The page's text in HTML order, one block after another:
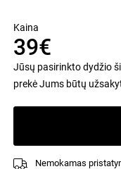
Kaina
39€
Jūsų pasirinkto dydžio
prekė Jums būtų
Nemokamas